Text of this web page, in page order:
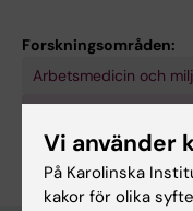
Forskningsområden:
Arbetsmedicin och
Redigera din profil
Vi använder
På Karolinska
kakor för olika